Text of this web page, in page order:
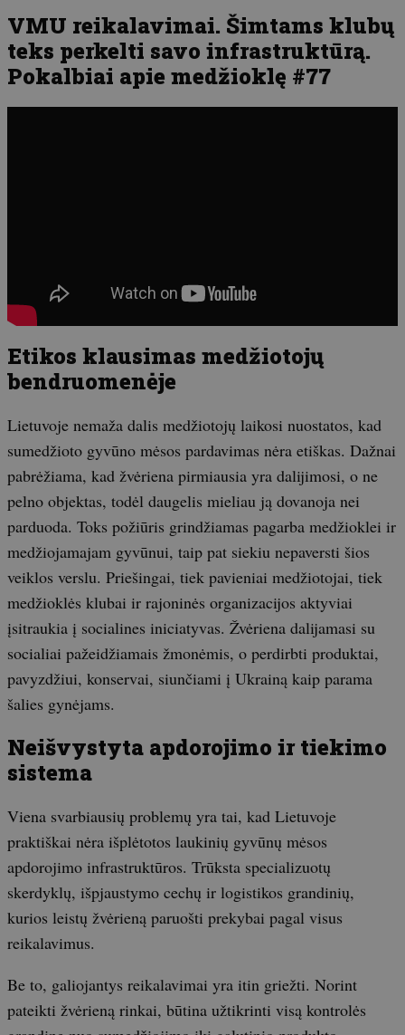
VMU reikalavimai. Šimtams klubų
teks perkelti savo infrastruktūrą.
Pokalbiai apie medžioklę #77
Etikos klausimas medžiotojų
bendruomenėje
Lietuvoje nemaža dalis medžiotojų laikosi nuostatos, kad
sumedžioto gyvūno mėsos pardavimas nėra etiškas. Dažnai
pabrėžiama, kad žvėriena pirmiausia yra dalijimosi, o ne
pelno objektas, todėl daugelis mieliau ją dovanoja nei
parduoda. Toks požiūris grindžiamas pagarba medžioklei ir
medžiojamajam gyvūnui, taip pat siekiu nepaversti šios
veiklos verslu. Priešingai, tiek pavieniai medžiotojai, tiek
medžioklės klubai ir rajoninės organizacijos aktyviai
įsitraukia į socialines iniciatyvas. Žvėriena dalijamasi su
socialiai pažeidžiamais žmonėmis, o perdirbti produktai,
pavyzdžiui, konservai, siunčiami į Ukrainą kaip parama
šalies gynėjams.
Neišvystyta apdorojimo ir tiekimo
sistema
Viena svarbiausių problemų yra tai, kad Lietuvoje
praktiškai nėra išplėtotos laukinių gyvūnų mėsos
apdorojimo infrastruktūros. Trūksta specializuotų
skerdyklų, išpjaustymo cechų ir logistikos grandinių,
kurios leistų žvėrieną paruošti prekybai pagal visus
reikalavimus.
Be to, galiojantys reikalavimai yra itin griežti. Norint
pateikti žvėrieną rinkai, būtina užtikrinti visą kontrolės